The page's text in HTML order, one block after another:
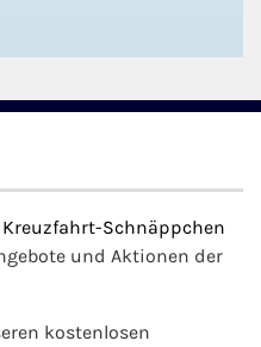
Kreuzfahrt-Schnäppchen
und Aktionen der
kostenlosen